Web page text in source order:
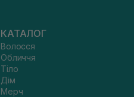
КАТАЛОГ
Волосся
Обличчя
Тіло
Дім
Мерч